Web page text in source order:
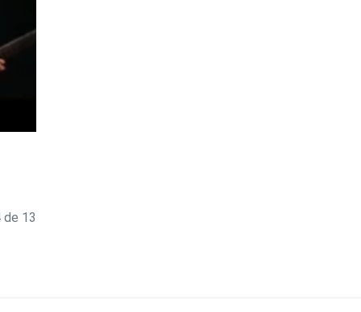
de 13